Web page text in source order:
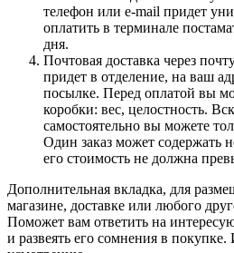
телефон или e-mail придет
оплатить в терминале
дня.
Почтовая доставка через
придет в отделение, на ваш
посылке. Перед оплатой вы
коробки: вес, целостность.
самостоятельно вы можете
Один заказ может содержать
его стоимость не должна
Дополнительная вкладка, для
магазине, доставке или любого
Поможет вам ответить на
и развеять его сомнения в